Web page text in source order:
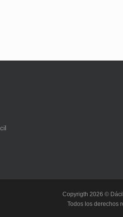
Copyrigth 2026 ©
Todos los derechos